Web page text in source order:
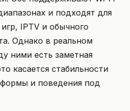
и подходят для
IPTV и обычного
Однако в реальном
ними есть заметная
касается стабильности
и поведения под